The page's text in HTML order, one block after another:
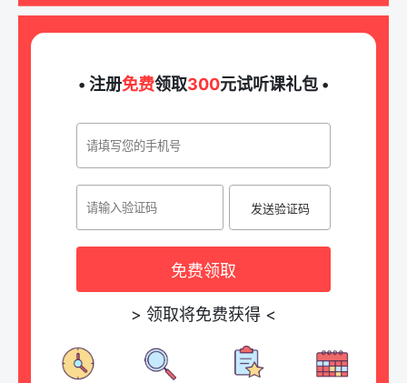
• 注册免费领取300元试听课礼包 •
发送验证码
免费领取
> 领取将免费获得 <